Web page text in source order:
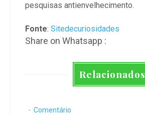
pesquisas antienvelhecimento.
Fonte: Sitedecuriosidades
Share on Whatsapp :
Relacionados
Comentário